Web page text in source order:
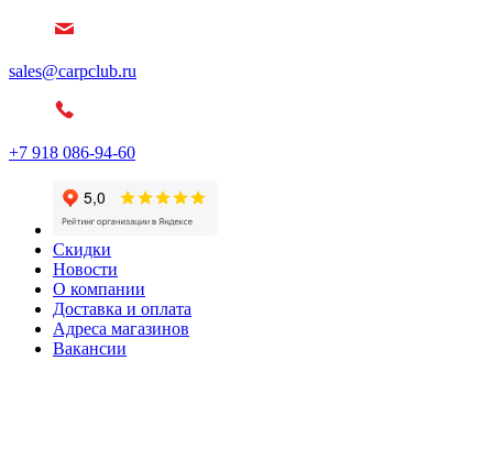
sales@carpclub.ru
+7 918 086-94-60
Скидки
Новости
О компании
Доставка и оплата
Адреса магазинов
Вакансии